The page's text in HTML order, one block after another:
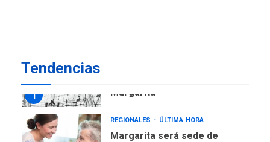
Tendencias
1
Margarita
REGIONALES ÚLTIMA HORA
Margarita será sede de